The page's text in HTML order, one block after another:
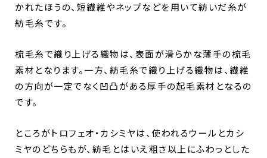
かれたほうの、短繊維やネップなどを用いて紡いだ糸が
紡毛糸です。
梳毛糸で織り上げる織物は、表面が滑らかな薄手の梳毛
素材となります。一方、紡毛糸で織り上げる織物は、繊維
の方向が一定でなく凹凸がある厚手の起毛素材となるの
です。
ところがトロフェオ・カシミヤは、使われるウールとカシ
ミヤのどちらもが、紡毛とはいえ粗さ以上にふわっとした